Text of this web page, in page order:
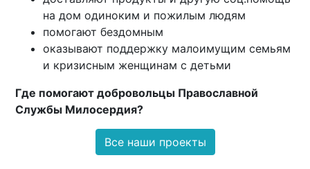
на дом одиноким и пожилым людям
помогают бездомным
оказывают поддержку малоимущим семьям
и кризисным женщинам с детьми
Где помогают добровольцы Православной
Службы Милосердия?
Все наши проекты